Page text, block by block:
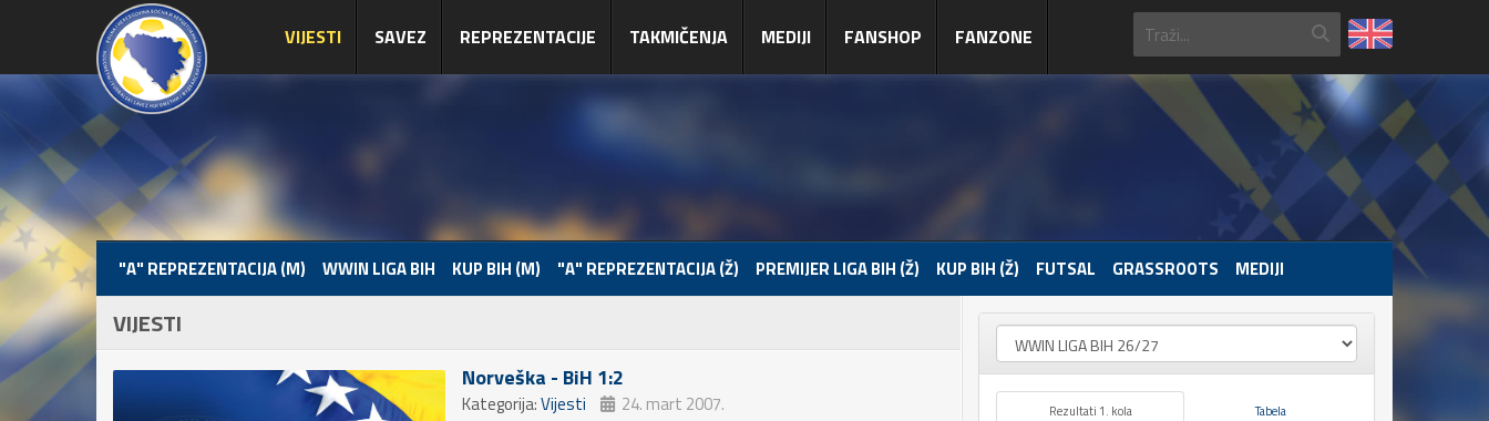
VIJESTI SAVEZ REPREZENTACIJE TAKMIČENJA MEDIJI FANSHOP FANZONE
"A" REPREZENTACIJA (M) WWIN LIGA BIH KUP BIH (M) "A" REPREZENTACIJA (Ž) PREMIJER LIGA BIH (Ž) KUP BIH (Ž) FUTSAL GRASSROOTS MEDIJI
VIJESTI
Norveška - BiH 1:2
Kategorija:Vijesti
24. mart 2007.
Rezultati 1. kola Tabela